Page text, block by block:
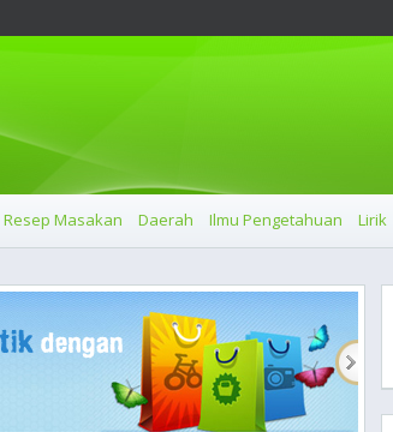
Resep Masakan Daerah Ilmu Pengetahuan Lirik